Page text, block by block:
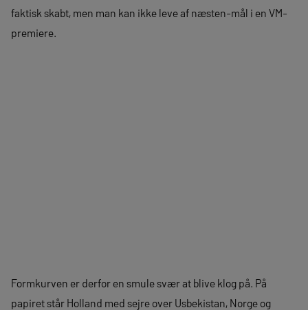
faktisk skabt, men man kan ikke leve af næsten-mål i en VM-
premiere.
Formkurven er derfor en smule svær at blive klog på. På
papiret står Holland med sejre over Usbekistan, Norge og